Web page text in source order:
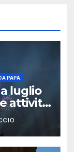
PAPÀ
luglio
attività